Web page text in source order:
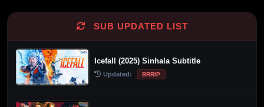
SUB UPDATED LIST
Icefall (2025) Sinhala Subtitle
Updated: BRRIP